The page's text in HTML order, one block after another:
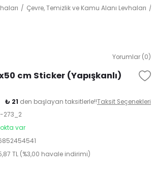
Çevre, Temizlik ve Kamu Alanı Levhaları
Yorumlar (0)
cm Sticker (Yapışkanlı)
₺ 21 den başlayan taksitlerle!!Taksit Seçenekleri
273_2
var
TL (%3,00 havale indirimi)